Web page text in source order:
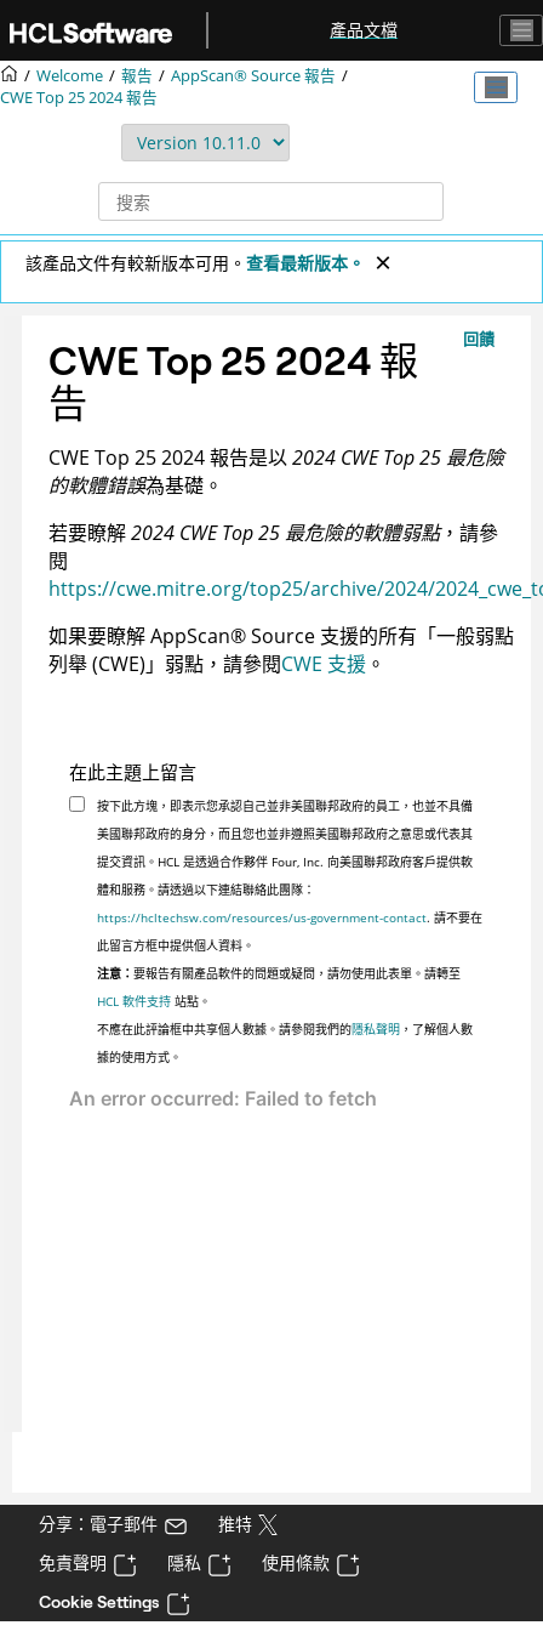
產品文檔
Welcome 報告 AppScan® Source報告
CWE Top 25 2024 報告
該產品文件有較新版本可用。 查看最新版本。
回饋
CWE Top 25 2024 報
告
CWE Top 25 2024 報告是以2024 CWE Top 25 最危險
的軟體錯誤為基礎。
若要瞭解2024 CWE Top 25 最危險的軟體弱點，請參
閱
https://cwe.mitre.org/top25/archive/2024/
如果要瞭解AppScan®Source 支援的所有「一般弱點
列舉 (CWE)」弱點，請參閱CWE 支援 。
在此主題上留言
按下此方塊，即表示您承認自己並非美國聯邦政府的員工，也並不具備
美國聯邦政府的身分，而且您也並非遵照美國聯邦政府之意思或代表其
提交資訊。HCL 是透過合作夥伴 Four, Inc. 向美國聯邦政府客戶提供軟
體和服務。請透過以下連結聯絡此團隊：
https://hcltechsw.com/resources/us-government-contact. 請不要在
此留言方框中提供個人資料。
注意： 要報告有關產品軟件的問題或疑問，請勿使用此表單。請轉至
HCL 軟件支持站點。
不應在此評論框中共享個人數據。請參閱我們的隱私聲明 ，了解個人數
據的使用方式。
分享：電子郵件
推特
免責聲明
隱私
使用條款
Cookie Settings